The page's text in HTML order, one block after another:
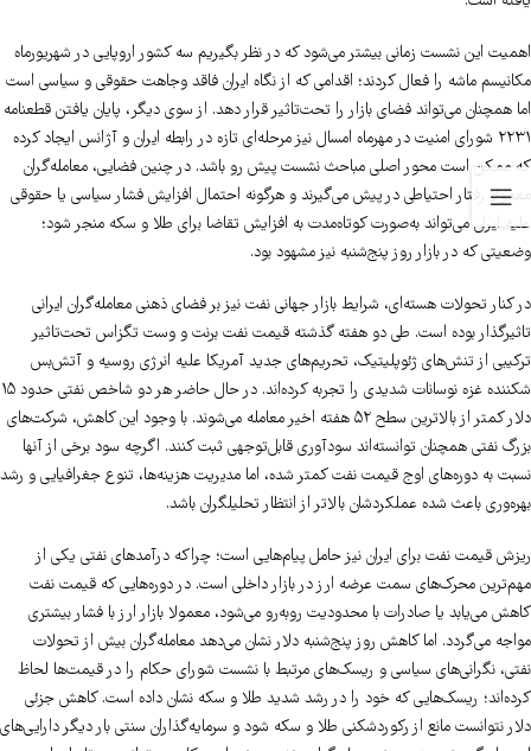
اهمیت این نشست زمانی بیشتر می‌شود که در نظر بگیریم سه کشور اروپایی در شهریورماه
مکانیسم ماشه را فعال کردند؛ اقدامی که از نگاه ایران فاقد وجاهت حقوقی و سیاسی است
اما همچنان می‌تواند فضای بازار را تحت‌تاثیر قرار دهد. از سوی دیگر، پایان یافتن قطعنامه
۲۲۳۱ شورای امنیت در مهرماه امسال نیز مرحله‌ای تازه در رابطه ایران و آژانس ایجاد کرده
که ممکن است محور اصلی مباحث نشست پیش رو باشد. در چنین فضایی، معامله‌گران
معمولا رفتار احتیاطی در پیش می‌گیرند و هرگونه احتمال افزایش فشار سیاسی یا حقوقی
علیه ایران می‌تواند به‌صورت کوتاه‌مدت به افزایش تقاضا برای طلا و سکه منجر شود؛
وضعیتی که در بازار روز پنج‌شنبه نیز مشهود بود.
در کنار تحولات هسته‌ای، شرایط بازار جهانی نفت نیز بر فضای ذهنی معامله‌گران ایرانی
تاثیرگذار بوده است. طی دو هفته گذشته قیمت نفت برنت و وست تگزاس تحت‌تاثیر
ترکیبی از تنش‌های ژئوپلیتیک، تحریم‌های جدید آمریکا علیه انرژی روسیه و آتش‌بس
شکننده غزه نوسانات شدیدی را تجربه کرده‌اند. در حال حاضر هر دو شاخص نفتی حدود ۱۵
دلار کمتر از بالاترین سطح ۵۲ هفته اخیر معامله می‌شوند. با وجود این کاهش، شرکت‌های
بزرگ نفتی همچنان توانسته‌اند سودآوری قابل‌توجهی ثبت کنند. اگرچه سود برخی از آنها
نسبت به دوره‌های اوج قیمت نفت کمتر شده، اما مدیریت هزینه‌ها، تنوع جغرافیایی و رشد
بهره‌وری باعث شده عملکردشان بالاتر از انتظار تحلیلگران باشد.
ریزش قیمت نفت برای ایران نیز حامل پیام‌هایی است؛ چراکه درآمدهای نفتی یکی از
مهم‌ترین محرک‌های سمت عرضه ارز در بازار داخلی است. در دوره‌هایی که قیمت نفت
کاهش می‌یابد یا صادرات با محدودیت روبه‌رو می‌شود، معمولا بازار ارز با فشار بیشتری
مواجه می‌گردد. اما کاهش روز پنج‌شنبه دلار نشان می‌دهد معامله‌گران بیش از تحولات
نفتی، نگرانی‌های سیاسی و ریسک‌های مرتبط با نشست شورای حکام را در قیمت‌ها لحاظ
کرده‌اند؛ ریسک‌هایی که خود را در رشد شدید طلا و سکه نشان داده است. کاهش جزئی
دلار نتوانست مانع از رکوردشکنی طلا و سکه شود و سرمایه‌گذاران سنتی بار دیگر دارایی‌های